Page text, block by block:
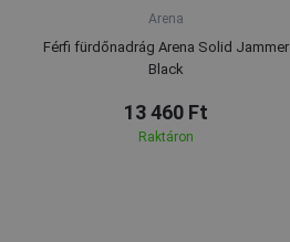
Arena
Férfi fürdőnadrág Arena Solid Jammer
Black
13 460 Ft
Raktáron